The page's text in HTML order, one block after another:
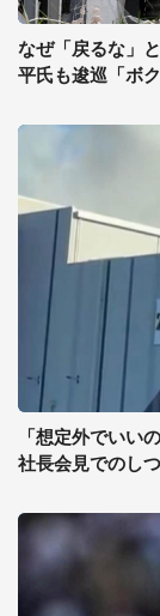
なぜ「戻るな」
平氏も逡巡「ボ
「想定外でいい
社長会見でのし